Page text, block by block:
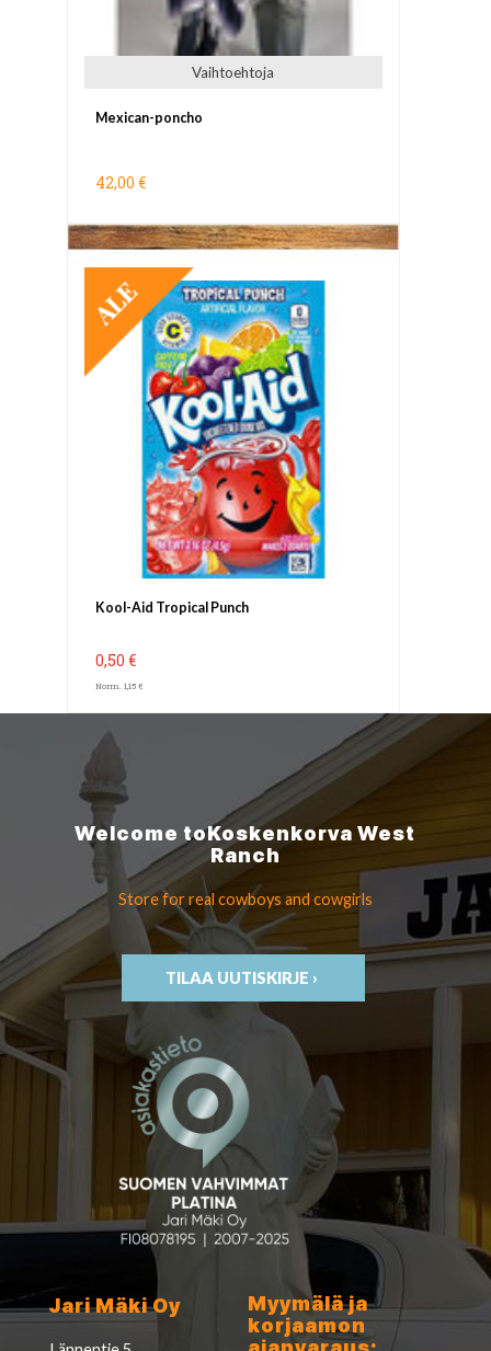
Vaihtoehtoja
Mexican-poncho
42,00 €
TARJOUS
Kool-Aid Tropical Punch
0,50 €
Norm. 1,15 €
Welcome toKoskenkorvaWest
Ranch
Store for real cowboys and cowgirls
TILAA UUTISKIRJE ›
Jari Mäki Oy
Myymälä ja
korjaamon